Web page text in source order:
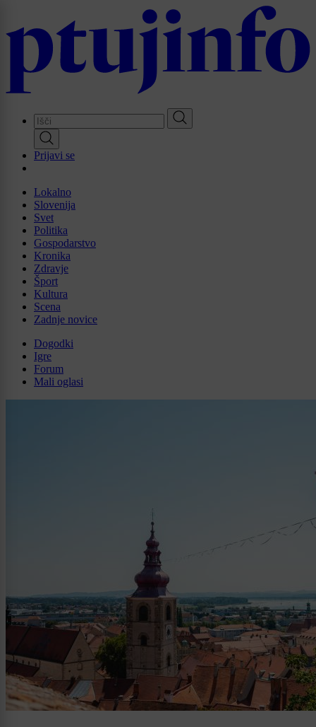
main
Prijavi se
Lokalno
Slovenija
Svet
Politika
Gospodarstvo
Kronika
Zdravje
Šport
Kultura
Scena
Zadnje novice
Dogodki
Igre
Forum
Mali oglasi